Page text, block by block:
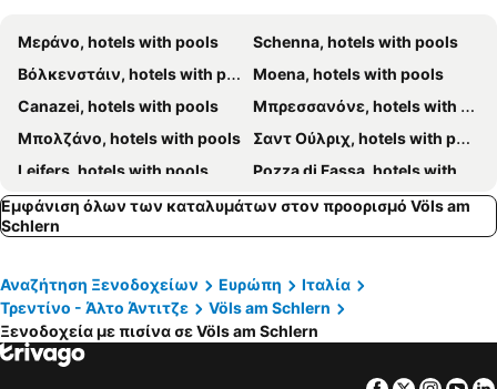
Dolomites Living Hotel Tirler
Berglandhotel Untertheimerhof
Green Luxury Hotel Pfösl
B&B Villa Angelino
Diamant Spa Resort
Val Udai
Hotel Touring Dolomites - Val Gardena
Hotel Mandelhof
The Lodge Sporthotel - Golfclub Eppan
Hotel Soreghes Gran Chalet
Hotel El Laresh
Hotel Alle Alpi
Resort Dolce Casa - Family & Spa Hotel
Hotel Vallechiara
Μεράνο, hotels with pools
Schenna, hotels with pools
Βόλκενστάιν, hotels with pools
Moena, hotels with pools
Canazei, hotels with pools
Μπρεσσανόνε, hotels with pools
Μπολζάνο, hotels with pools
Σαντ Ούλριχ, hotels with pools
Leifers, hotels with pools
Pozza di Fassa, hotels with pools
Dorf Tirol, hotels with pools
Brenner, hotels with pools
Olang, hotels with pools
Kaltern am See, hotels with pools
Mühlbach, hotels with pools
San Martino di Castrozza, hotels with pools
Kastelruth, hotels with pools
Eppan an der Weinstraße, hotels with pools
Predazzo, hotels with pools
Εμφάνιση όλων των καταλυμάτων στον προορισμό Völs am
Schlern
Αναζήτηση Ξενοδοχείων Ευρώπη
Ιταλία
Τρεντίνο - Άλτο Άντιτζε
Völs am Schlern
Ξενοδοχεία με πισίνα σε Völs am Schlern